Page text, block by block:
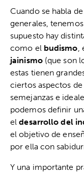
Cuando se habla de
generales,
supuesto hay
como el budismo,
jainismo (que son
estas tienen
ciertos aspectos
semejanzas e
podemos definir
eldesarrollo del
el objetivo de
por ella con
Y una importante